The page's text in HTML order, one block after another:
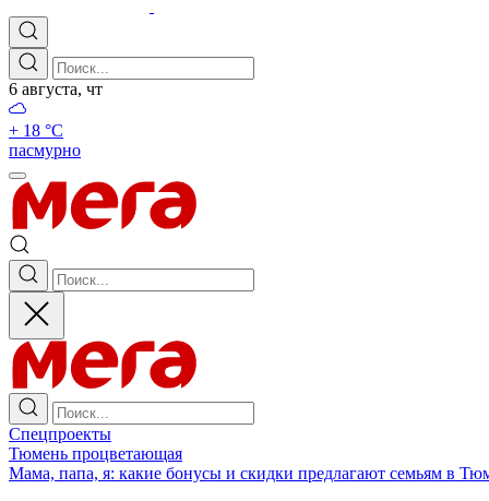
6 августа, чт
+ 18 °С
пасмурно
Спецпроекты
Тюмень процветающая
Мама, папа, я: какие бонусы и скидки предлагают семьям в